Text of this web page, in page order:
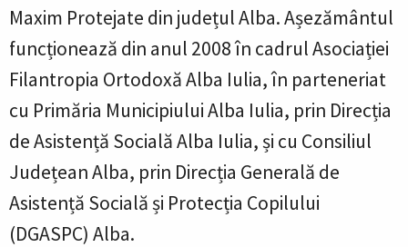
Maxim Protejate din județul Alba. Așezământul
funcționează din anul 2008 în cadrul Asociației
Filantropia Ortodoxă Alba Iulia, în parteneriat
cu Primăria Municipiului Alba Iulia, prin Direcția
de Asistență Socială Alba Iulia, și cu Consiliul
Județean Alba, prin Direcția Generală de
Asistență Socială și Protecția Copilului
(DGASPC) Alba.